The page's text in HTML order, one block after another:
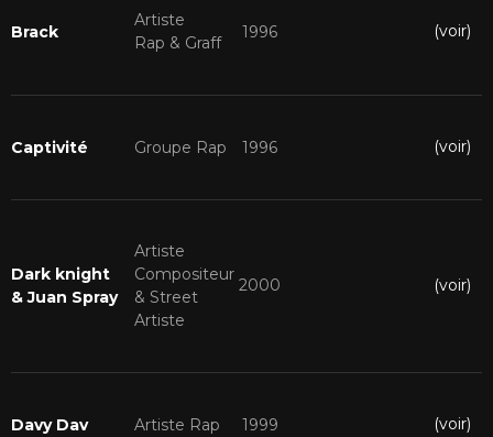
Brack
Artiste
Rap & Graff
1996 (voir)
Captivité Groupe Rap 1996 (voir)
Dark knight
& Juan Spray
Artiste
Compositeur
& Street
Artiste
2000 (voir)
Davy Dav Artiste Rap 1999 (voir)